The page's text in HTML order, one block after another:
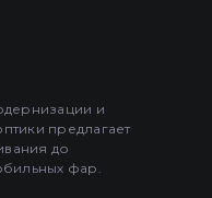
и
предлагает
до
фар.